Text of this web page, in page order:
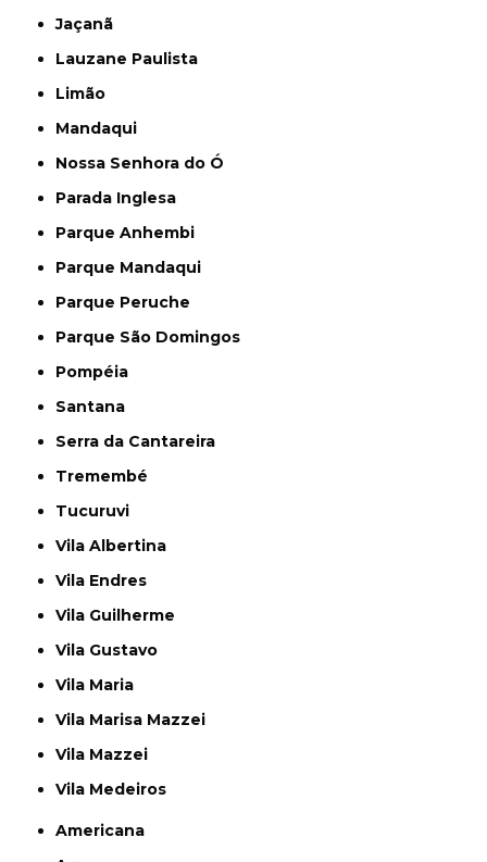
Jaçanã
Lauzane Paulista
Limão
Mandaqui
Nossa Senhora do Ó
Parada Inglesa
Parque Anhembi
Parque Mandaqui
Parque Peruche
Parque São Domingos
Pompéia
Santana
Serra da Cantareira
Tremembé
Tucuruvi
Vila Albertina
Vila Endres
Vila Guilherme
Vila Gustavo
Vila Maria
Vila Marisa Mazzei
Vila Mazzei
Vila Medeiros
Americana